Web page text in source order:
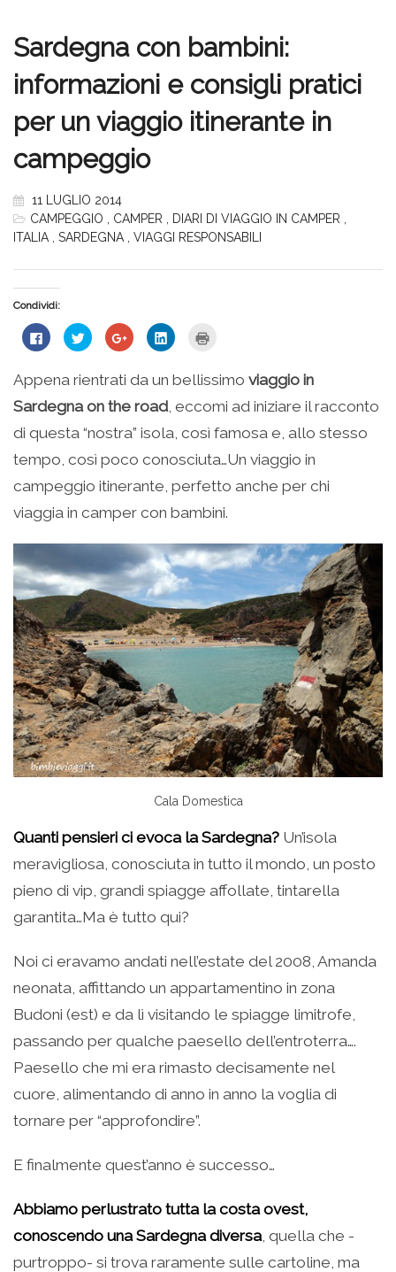
Sardegna con bambini:
informazioni e consigli pratici
per un viaggio itinerante in
campeggio
11 LUGLIO 2014
CAMPEGGIO
CAMPER DIARI DI VIAGGIO IN CAMPER
ITALIA
SARDEGNA VIAGGI RESPONSABILI
Condividi:
Fai
clic
su
Facebook
(Si
apre
una
nuova
Fai
clic
condividere
su
Twitter
(Si
in
una
nuova
finestra)
Fai
clic
condividere
su
Google+
(Si
in
una
finestra)
Fai
clic
condividere
su
(Si
in
una
nuova
finestra)
stampare
(Si
apre
in
nuova
finestra)
Appena rientrati da un bellissimo viaggio in
Sardegna on the road , eccomi ad iniziare il racconto
di questa “nostra” isola, così famosa e, allo stesso
tempo, così poco conosciuta…Un viaggio in
campeggio itinerante, perfetto anche per chi
viaggia in camper con bambini.
Cala Domestica
Quanti pensieri ci evoca la Sardegna? Un’isola
meravigliosa, conosciuta in tutto il mondo, un posto
pieno di vip, grandi spiagge affollate, tintarella
garantita…Ma è tutto qui?
Noi ci eravamo andati nell’estate del 2008, Amanda
neonata, affittando un appartamentino in zona
Budoni (est) e da lì visitando le spiagge limitrofe,
passando per qualche paesello dell’entroterra….
Paesello che mi era rimasto decisamente nel
cuore, alimentando di anno in anno la voglia di
tornare per “approfondire”.
E finalmente quest’anno è successo…
Abbiamo perlustrato tutta la costa ovest,
conoscendo una Sardegna diversa, quella che -
purtroppo- si trova raramente sulle cartoline, ma